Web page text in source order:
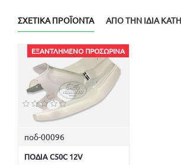
ΣΧΕΤΙΚΆ ΠΡΟΪΌΝΤΑ ΑΠΌ ΤΗΝ ΊΔΙΑ
ΕΞΑΝΤΛΗΜΈΝΟ ΠΡΟΣΩΡΙΝΆ
ποδ-00096
ΠΟΔΙΑ C50C 12V